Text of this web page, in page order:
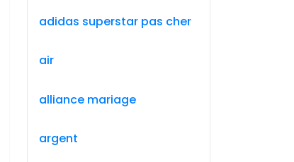
adidas superstar pas cher
air
alliance mariage
argent